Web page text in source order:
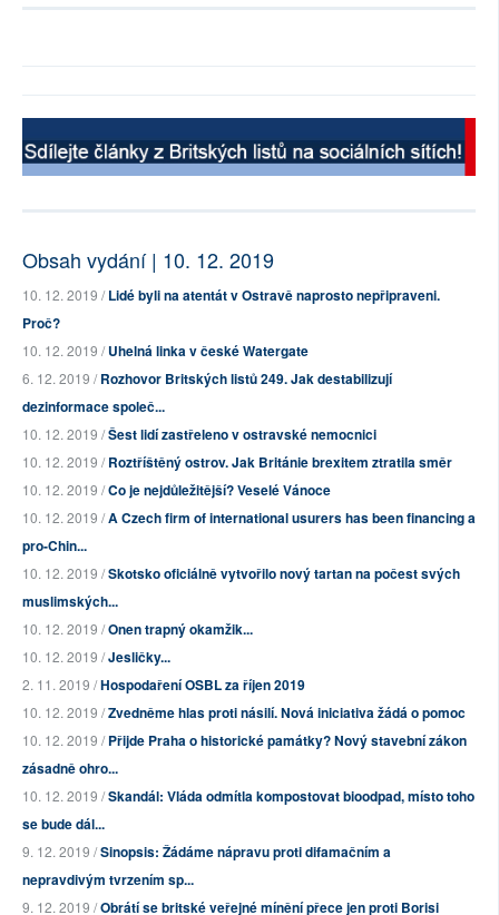
Obsah vydání | 10. 12. 2019
10. 12. 2019 /Lidé byli na atentát v Ostravě naprosto nepřipraveni.
Proč?
10. 12. 2019 /Uhelná linka v české Watergate
6. 12. 2019 /Rozhovor Britských listů 249. Jak destabilizují
dezinformace společ...
10. 12. 2019 /Šest lidí zastřeleno v ostravské nemocnici
10. 12. 2019 /Roztříštěný ostrov. Jak Británie brexitem ztratila směr
10. 12. 2019 /Co je nejdůležitější? Veselé Vánoce
10. 12. 2019 /A Czech firm of international usurers has been financing a
pro-Chin...
10. 12. 2019 /Skotsko oficiálně vytvořilo nový tartan na počest svých
muslimských...
10. 12. 2019 /Onen trapný okamžik...
10. 12. 2019 /Jesličky...
2. 11. 2019 /Hospodaření OSBL za říjen 2019
10. 12. 2019 /Zvedněme hlas proti násilí. Nová iniciativa žádá o pomoc
10. 12. 2019 /Přijde Praha o historické památky? Nový stavební zákon
zásadně ohro...
10. 12. 2019 /Skandál: Vláda odmítla kompostovat bioodpad, místo toho
se bude dál...
9. 12. 2019 /Sinopsis: Žádáme nápravu proti difamačním a
nepravdivým tvrzením sp...
9. 12. 2019 /Obrátí se britské veřejné mínění přece jen proti Borisi